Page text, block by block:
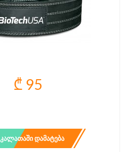
₾ 95
ᲙᲐᲚᲐᲗᲐᲨᲘ ᲓᲐᲛᲐᲢᲔᲑᲐ